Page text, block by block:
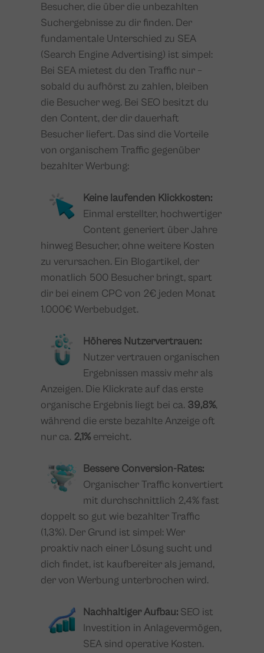
Besucher, die über die unbezahlten
Suchergebnisse zu dir finden. Der
fundamentale Unterschied zu SEA
(Search Engine Advertising) ist simpel:
Bei SEA mietest du den Traffic nur –
sobald du aufhörst zu zahlen, bleiben
die Besucher weg. Bei SEO besitzt du
den Content, der dir dauerhaft
Besucher liefert. Das sind die Vorteile
von organischem Traffic gegenüber
bezahlter Werbung:
Keine laufenden Klickkosten:
Einmal erstellter, hochwertiger
Content generiert über Jahre
hinweg Besucher, ohne weitere Kosten
zu verursachen. Ein Blogartikel, der
monatlich 500 Besucher bringt, spart
dir bei einem CPC von 2€ jeden Monat
1.000€ Werbebudget.
Höheres Nutzervertrauen:
Nutzer vertrauen organischen
Ergebnissen massiv mehr als
Anzeigen. Die Klickrate auf das erste
organische Ergebnis liegt bei ca. 39,8%,
während die erste bezahlte Anzeige oft
nur ca. 2,1% erreicht.
Bessere Conversion-Rates:
Organischer Traffic konvertiert
mit durchschnittlich 2,4% fast
doppelt so gut wie bezahlter Traffic
(1,3%). Der Grund ist simpel: Wer
proaktiv nach einer Lösung sucht und
dich findet, ist kaufbereiter als jemand,
der von Werbung unterbrochen wird.
Nachhaltiger Aufbau: SEO ist
Investition in Anlagevermögen,
SEA sind operative Kosten.